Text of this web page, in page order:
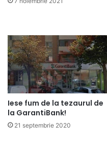
Iese fum de la tezaurul de
la GarantiBank!
21 septembrie 2020